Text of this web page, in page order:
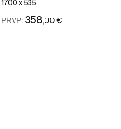
1700 x 535
PRVP:358,00 €